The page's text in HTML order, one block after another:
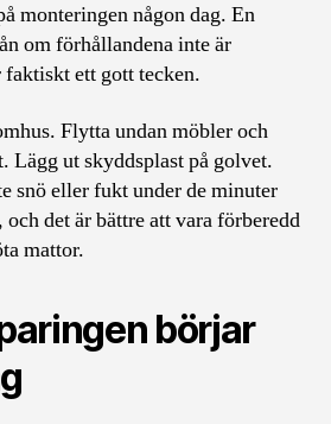
monteringen någon dag. En
om förhållandena inte är
ett gott tecken.
Flytta undan möbler och
Lägg ut skyddsplast på golvet.
snö eller fukt under de minuter
det är bättre att vara förberedd
mattor.
börjar